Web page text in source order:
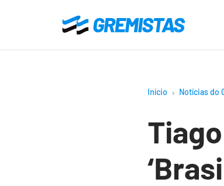
o
Gremistas
Início Notícias do